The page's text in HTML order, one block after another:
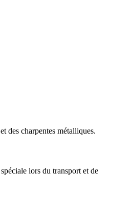
des charpentes métalliques.
lors du transport et de